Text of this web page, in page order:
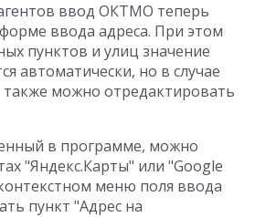
ввод ОКТМО теперь
ввода адреса. При этом
пунктов и улиц значение
автоматически, но в случае
также можно отредактировать
в программе, можно
"Яндекс.Карты" или "Google
меню поля ввода
пункт "Адрес на